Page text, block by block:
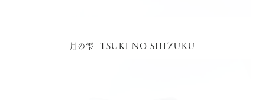
月の雫 TSUKI NO SHIZUKU